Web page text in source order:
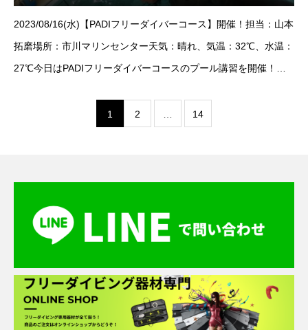
2023/08/16(水)【PADIフリーダイバーコース】開催！担当：山本
拓磨場所：市川マリンセンター天気：晴れ、気温：32℃、水温：
27℃今日はPADIフリーダイバーコースのプール講習を開催！初
1 2 14